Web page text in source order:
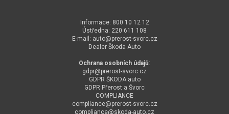
Informace: 800 10 12 12
Ústředna: 220 611 108
E-mail: auto@prerost-svorc.cz
Dealer Škoda Auto
Ochrana osobních údajů:
gdpr@prerost-svorc.cz
GDPR ŠKODA auto
GDPR Přerost a Švorc
COMPLIANCE
compliance@prerost-svorc.cz
compliance@skoda-auto.cz